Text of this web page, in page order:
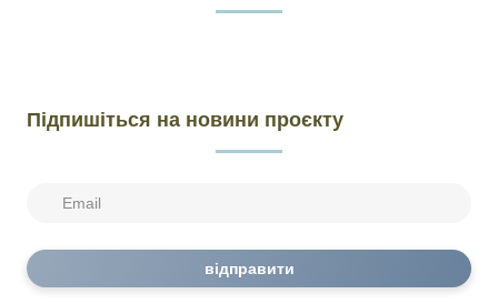
Підпишіться на новини проєкту
відправити